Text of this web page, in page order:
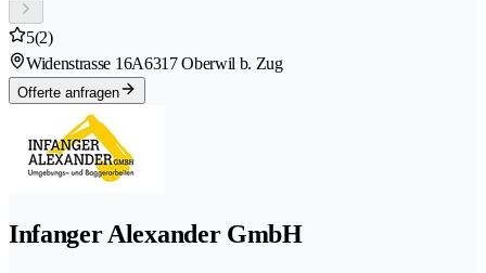
5(2)
Widenstrasse 16A6317 Oberwil b. Zug
Offerte anfragen
Infanger Alexander GmbH